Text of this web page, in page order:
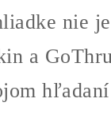
nie
a